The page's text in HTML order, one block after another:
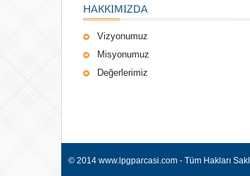
HAKKIMIZDA
Vizyonumuz
Misyonumuz
Değerlerimiz
© 2014 www.lpgparcasi.com - Tüm Hakları